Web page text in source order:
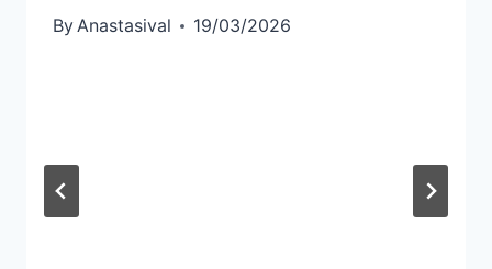
ByAnastasival 19/03/2026